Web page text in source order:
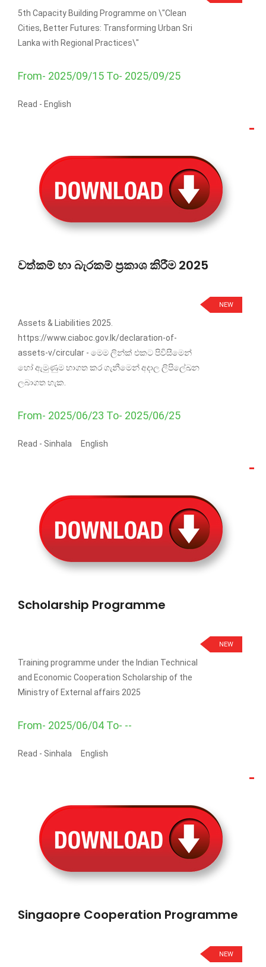
5th Capacity Building Programme on \"Clean
Cities, Better Futures: Transforming Urban Sri
Lanka with Regional Practices\"
From- 2025/09/15 To- 2025/09/25
Read - English
වත්කම් හා බැරකම් ප්‍රකාශ කිරීම 2025
NEW
Assets & Liabilities 2025.
https://www.ciaboc.gov.lk/declaration-of-
assets-v/circular - මෙම ලින්ක් එකට පිවිසීමෙන්
හෝ ඇමුණුම භාගත කර ගැනීමෙන් අදාල ලිපිලේඛන
ලබාගත හැක.
From- 2025/06/23 To- 2025/06/25
Read - Sinhala English
Scholarship Programme
NEW
Training programme under the Indian Technical
and Economic Cooperation Scholarship of the
Ministry of External affairs 2025
From- 2025/06/04 To- --
Read - Sinhala English
Singaopre Cooperation Programme
NEW